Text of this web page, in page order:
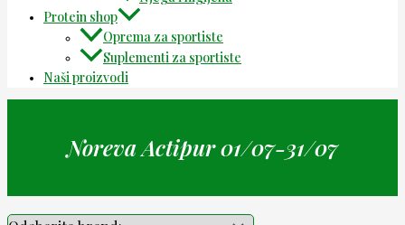
Protein shop
Oprema za sportiste
Suplementi za sportiste
Naši proizvodi
Noreva Actipur 01/07-31/07